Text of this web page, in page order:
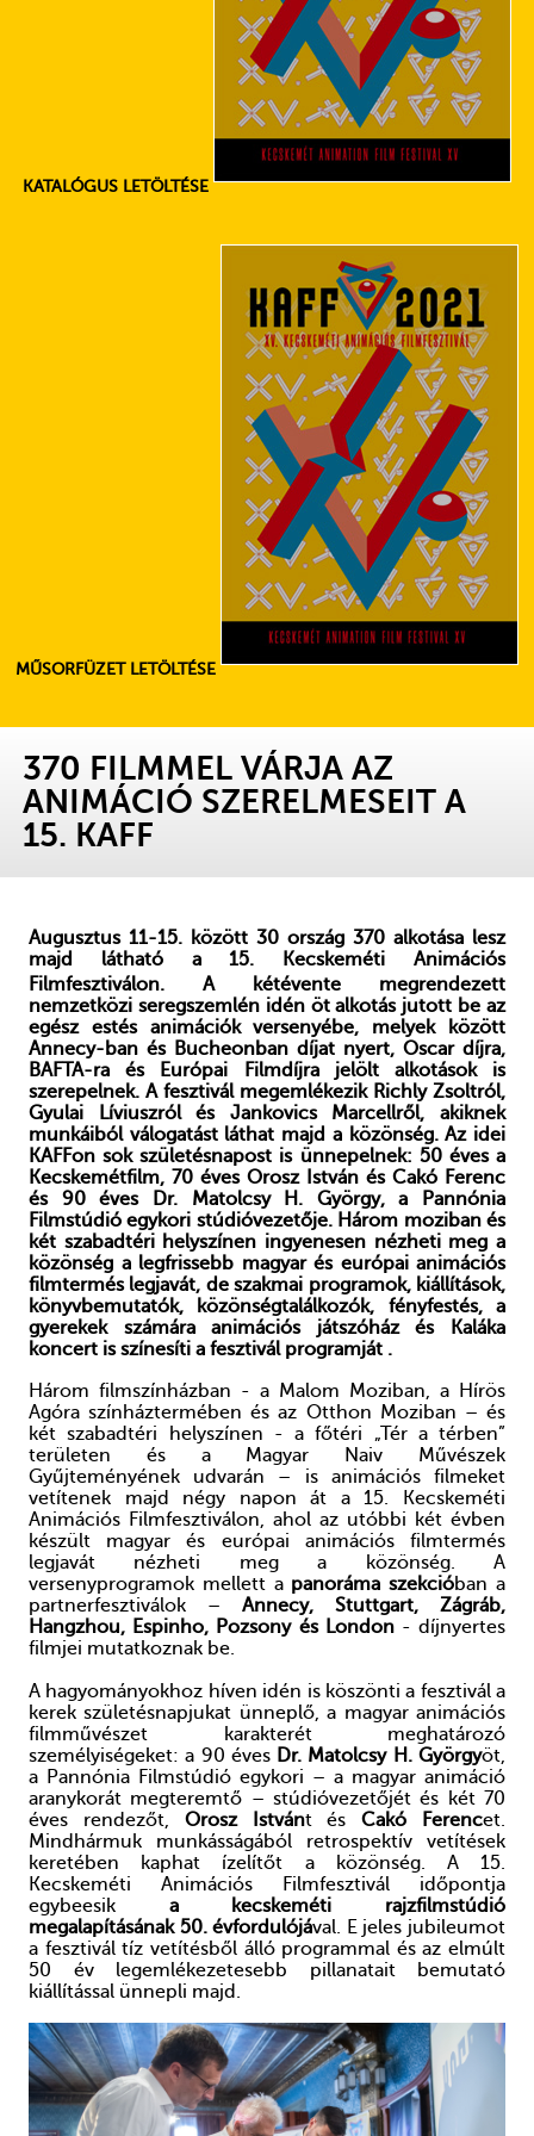
KATALÓGUS LETÖLTÉSE
MŰSORFÜZET LETÖLTÉSE
370 FILMMEL VÁRJA AZ
ANIMÁCIÓ SZERELMESEIT A
15. KAFF
Augusztus 11-15. között 30 ország 370 alkotása lesz
majd látható a 15. Kecskeméti Animációs
Filmfesztiválon. A kétévente megrendezett
nemzetközi seregszemlén idén öt alkotás jutott be az
egész estés animációk versenyébe, melyek között
Annecy-ban és Bucheonban díjat nyert, Oscar díjra,
BAFTA-ra és
Európai Filmdíjra jelölt alkotások is
szerepelnek. A fesztivál megemlékezik Richly Zsoltról,
Gyulai Líviuszról és Jankovics Marcellről, akiknek
munkáiból válogatást láthat majd a közönség. Az idei
KAFFon sok születésnapost is ünnepelnek: 50 éves a
Kecskemétfilm, 70 éves Orosz István és Cakó Ferenc
és 90 éves Dr. Matolcsy H. György, a Pannónia
Filmstúdió egykori stúdióvezetője. Három moziban és
két szabadtéri helyszínen ingyenesen nézheti meg a
közönség a legfrissebb magyar és európai animációs
filmtermés legjavát, de szakmai programok, kiállítások,
könyvbemutatók, közönségtalálkozók, fényfestés, a
gyerekek számára animációs játszóház és Kaláka
koncert is színesíti a fesztivál programját .
Három filmszínházban - a Malom Moziban, a Hírös
Agóra színháztermében és az Otthon Moziban – és
két szabadtéri helyszínen - a főtéri „Tér a térben”
területen és a Magyar Naiv Művészek
Gyűjteményének udvarán – is animációs filmeket
vetítenek majd négy napon át a 15. Kecskeméti
Animációs Filmfesztiválon, ahol az utóbbi két évben
készült magyar és európai animációs filmtermés
legjavát nézheti meg a közönség. A
versenyprogramok mellett a panoráma szekcióban a
partnerfesztiválok – Annecy,
Stuttgart, Zágráb,
Hangzhou, Espinho, Pozsony és London- díjnyertes
filmjei mutatkoznak be.
A hagyományokhoz híven idén is köszönti a fesztivál a
kerek születésnapjukat ünneplő, a magyar animációs
filmművészet karakterét meghatározó
személyiségeket: a 90 éves Dr. Matolcsy H. Györgyöt,
a Pannónia Filmstúdió egykori – a magyar animáció
aranykorát megteremtő – stúdióvezetőjét és két 70
éves rendezőt, Orosz Istvánt ésCakó Ferencet.
Mindhármuk munkásságából retrospektív vetítések
keretében kaphat ízelítőt a közönség. A 15.
Kecskeméti Animációs Filmfesztivál időpontja
egybeesik a kecskeméti rajzfilmstúdió
megalapításának 50. évfordulójával. E jeles jubileumot
a fesztivál tíz vetítésből álló programmal és az elmúlt
50 év legemlékezetesebb pillanatait bemutató
kiállítással ünnepli majd.